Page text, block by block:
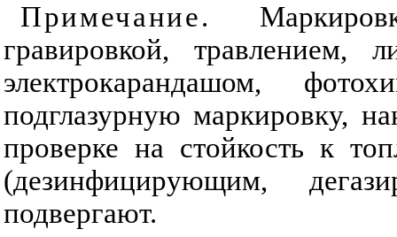
Примечание.
гравировкой, травлением,
электрокарандашом,
подглазурную маркировку,
проверке на стойкость к
(дезинфицирующим,
подвергают.